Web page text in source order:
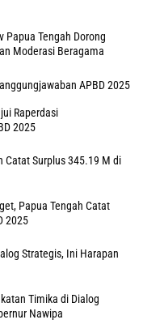
Papua Tengah Dorong
Moderasi Beragama
Raperdasi
2025
Papua Tengah Catat
2025
Timika di Dialog
Nawipa